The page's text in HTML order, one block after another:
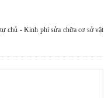
chủ - Kinh phí sửa chữa cơ sở vật